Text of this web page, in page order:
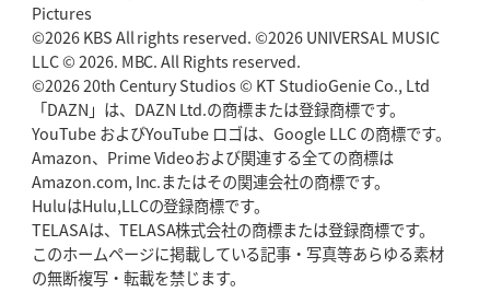
Pictures
©2026 KBS All rights reserved. ©2026 UNIVERSAL MUSIC
LLC © 2026. MBC. All Rights reserved.
©2026 20th Century Studios © KT StudioGenie Co., Ltd
「DAZN」は、DAZN Ltd.の商標または登録商標です。
YouTube およびYouTube ロゴは、Google LLC の商標です。
Amazon、Prime Videoおよび関連する全ての商標は
Amazon.com, Inc.またはその関連会社の商標です。
HuluはHulu,LLCの登録商標です。
TELASAは、TELASA株式会社の商標または登録商標です。
このホームページに掲載している記事・写真等あらゆる素材
の無断複写・転載を禁じます。